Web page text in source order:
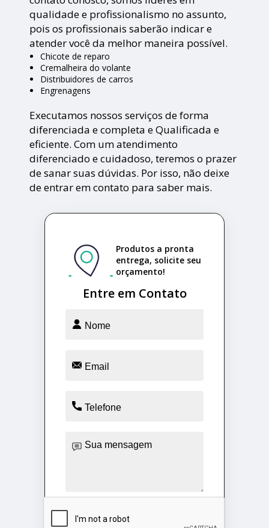
qualidade e profissionalismo no assunto,
pois os profissionais saberão indicar e
atender você da melhor maneira possível.
Chicote de reparo
Cremalheira do volante
Distribuidores de carros
Engrenagens
Executamos nossos serviços de forma
diferenciada e completa e Qualificada e
eficiente. Com um atendimento
diferenciado e cuidadoso, teremos o prazer
de sanar suas dúvidas. Por isso, não deixe
de entrar em contato para saber mais.
Entre em Contato
Produtos a pronta
entrega, solicite seu
orçamento!